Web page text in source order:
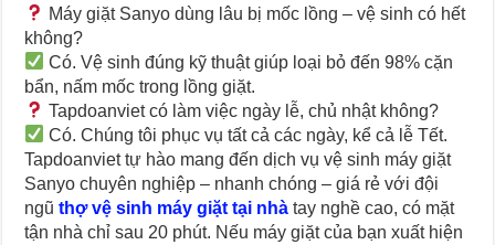
Máy giặt Sanyo dùng lâu bị mốc lồng – vệ sinh có hết
không?
Có. Vệ sinh đúng kỹ thuật giúp loại bỏ đến 98% cặn
bẩn, nấm mốc trong lồng giặt.
Tapdoanviet có làm việc ngày lễ, chủ nhật không?
Có. Chúng tôi phục vụ tất cả các ngày, kể cả lễ Tết.
Tapdoanviet tự hào mang đến dịch vụ vệ sinh máy giặt
Sanyo chuyên nghiệp – nhanh chóng – giá rẻ với đội
ngũthợ vệ sinh máy giặt tại nhà tay nghề cao, có mặt
tận nhà chỉ sau 20 phút. Nếu máy giặt của bạn xuất hiện